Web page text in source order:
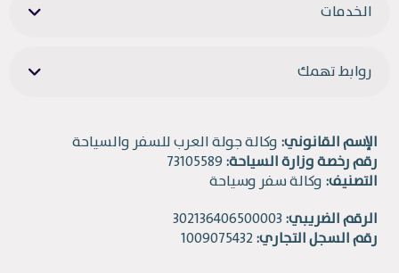
الخدمات
روابط تهمك
الإسم القانوني: وكالة جولة العرب للسفر والسياحة
رقم رخصة وزارة السياحة:
التصنيف: وكالة سفر وسياحة
الرقم الضريبي:
رقم السجل التجاري: